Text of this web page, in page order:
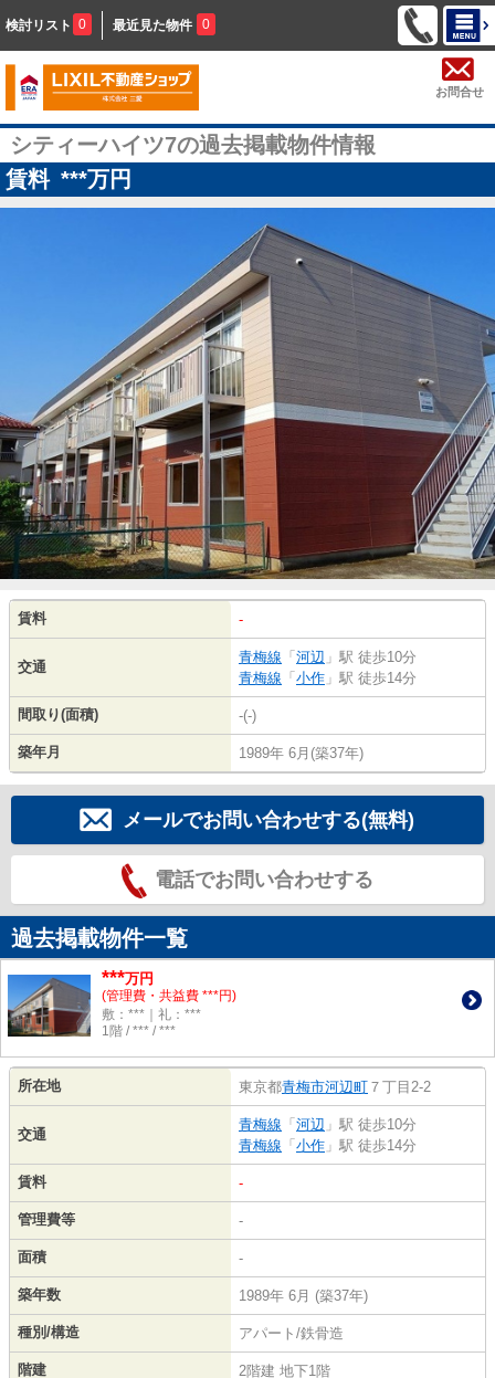
検討リスト 0 最近見た物件 0
お問合せ
シティーハイツ7の過去掲載物件情報
賃料 ***万円
賃料 -
交通
青梅線 「河辺 」駅 徒歩10分
青梅線 「小作 」駅 徒歩14分
間取り(面積) -(-)
築年月 1989年 6月(築37年)
メールでお問い合わせする(無料)
電話でお問い合わせする
過去掲載物件一覧
***万円
(管理費・共益費 ***円)
敷：***｜礼：***
1階 / *** / ***
所在地 東京都青梅市河辺町 ７丁目2-2
交通
青梅線 「河辺 」駅 徒歩10分
青梅線 「小作 」駅 徒歩14分
賃料 -
管理費等 -
面積 -
築年数 1989年 6月 (築37年)
種別/構造 アパート/鉄骨造
階建 2階建 地下1階